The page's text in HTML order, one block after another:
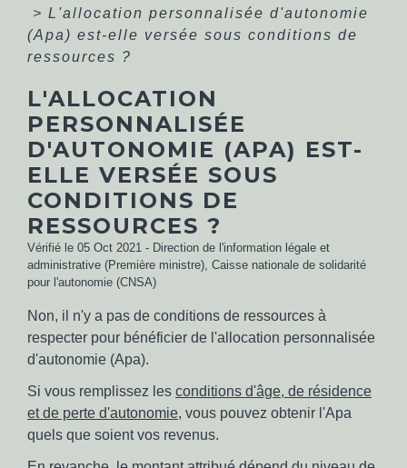
> L'allocation personnalisée d'autonomie
(Apa) est-elle versée sous conditions de
ressources ?
L'ALLOCATION
PERSONNALISÉE
D'AUTONOMIE (APA) EST-
ELLE VERSÉE SOUS
CONDITIONS DE
RESSOURCES ?
Vérifié le 05 Oct 2021 - Direction de l'information légale et
administrative (Première ministre), Caisse nationale de solidarité
pour l'autonomie (CNSA)
Non, il n'y a pas de conditions de ressources à
respecter pour bénéficier de l'allocation personnalisée
d'autonomie (Apa).
Si vous remplissez les conditions d'âge, de résidence
et de perte d'autonomie, vous pouvez obtenir l'Apa
quels que soient vos revenus.